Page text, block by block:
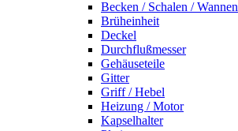
Becken / Schalen / Wannen
Brüheinheit
Deckel
Durchflußmesser
Gehäuseteile
Gitter
Griff / Hebel
Heizung / Motor
Kapselhalter